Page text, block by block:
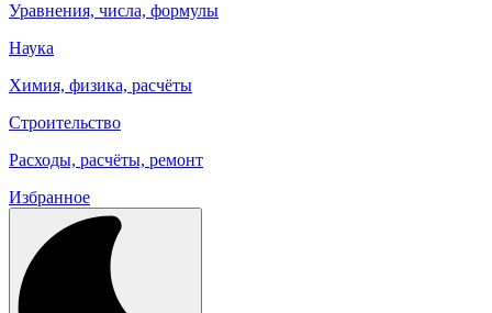
Уравнения, числа, формулы
Наука
Химия, физика, расчёты
Строительство
Расходы, расчёты, ремонт
Избранное